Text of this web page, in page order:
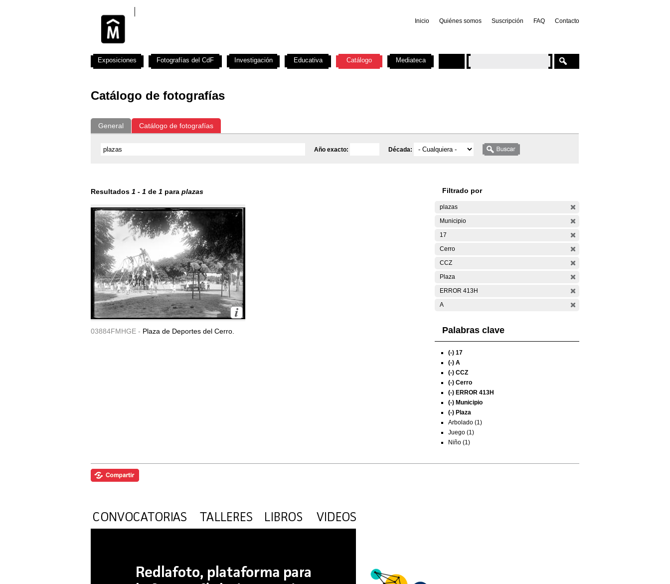
Inicio Quiénes somos Suscripción FAQ Contacto
Catálogo de fotografías
General Catálogo de fotografías
Año exacto: Década:
Resultados 1 - 1 de 1 para plazas
03884FMHGE - Plaza de Deportes del Cerro.
Filtrado por
plazas
Municipio
17
Cerro
CCZ
Plaza
ERROR 413H
A
Palabras clave
(-) 17
(-) A
(-) CCZ
(-) Cerro
(-) ERROR 413H
(-) Municipio
(-) Plaza
Arbolado (1)
Juego (1)
Niño (1)
Exposiciones Fotografías del CdF Investigación Educativa Catálogo Mediateca